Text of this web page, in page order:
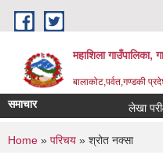
Skip to main content
महाशिला गाउँपालिका,
बालाकोट,पर्वत,गण्डकी
समाचार लेखा
You are here
Home » परिचय » श्रोत नक्सा